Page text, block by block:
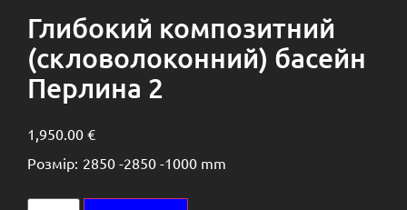
Глибокий композитний
(скловолоконний) басейн
Перлина 2
1,950.00 €
Розмір: 2850 -2850 -1000 mm